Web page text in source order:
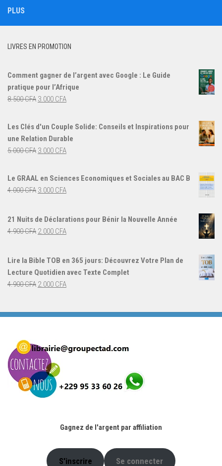
PLUS
LIVRES EN PROMOTION
Comment gagner de l’argent avec Google : Le Guide
pratique pour l’Afrique
8.500CFA Le
initial
était :
8.500 CFA.
3.000 CFALe
actuel
est :
Les Clés d'un Couple Solide: Conseils et Inspirations pour
une Relation Durable
5.000CFA Le
initial
était :
3.000 CFALe
actuel
Le GRAAL en Sciences Economiques et Sociales au BAC B
4.000CFA Le
4.000 CFA.
3.000 CFALe
3.000 CFA.
21 Nuits de Déclarations pour Bénir la Nouvelle Année
4.900CFA Le
4.900 CFA.
2.000 CFALe
Lire la Bible TOB en 365 jours: Découvrez Votre Plan de
Lecture Quotidien avec Texte Complet
4.900CFA Le
était :
2.000 CFALe
est :
Gagnez de l'argent par affiliation
S'inscrire Se connecter